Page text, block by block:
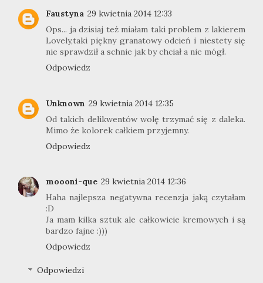
Faustyna 29 kwietnia 2014 12:33
Ops... ja dzisiaj też miałam taki problem z lakierem
Lovely,taki piękny granatowy odcień i niestety się
nie sprawdził a schnie jak by chciał a nie mógł.
Odpowiedz
Unknown 29 kwietnia 2014 12:35
Od takich delikwentów wolę trzymać się z daleka.
Mimo że kolorek całkiem przyjemny.
Odpowiedz
moooni-que 29 kwietnia 2014 12:36
Haha najlepsza negatywna recenzja jaką czytałam
:D
Ja mam kilka sztuk ale całkowicie kremowych i są
bardzo fajne :)))
Odpowiedz
Odpowiedzi